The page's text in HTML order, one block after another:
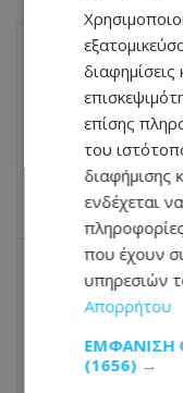
ΠΡΟΗΓΟΎΜΕΝΟ
Κυπριακό: Η
φέρνει ξανά
συγκλίσεις
10.06.2026 -
ΕΠΌΜΕΝΟ ΆΡΘΡΟ
Παραλίες:
πού έφτασαν
ομπρέλες
επίσης
του
διαφήμισης
ενδέχεται
που έχουν
υπηρεσιών
Απορρήτου
ΕΜΦΆΝΙΣΗ
(1656) →